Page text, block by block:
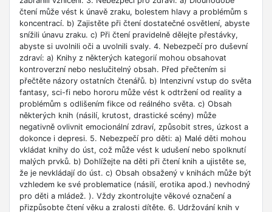
čtení může vést k únavě zraku, bolestem hlavy a problémům s
koncentrací. b) Zajistěte při čtení dostatečné osvětlení, abyste
snížili únavu zraku. c) Při čtení pravidelně dělejte přestávky,
abyste si uvolnili oči a uvolnili svaly. 4. Nebezpečí pro duševní
zdraví: a) Knihy z některých kategorií mohou obsahovat
kontroverzní nebo neslučitelný obsah. Před přečtením si
přečtěte názory ostatních čtenářů. b) Intenzivní vstup do světa
fantasy, sci-fi nebo hororu může vést k odtržení od reality a
problémům s odlišením fikce od reálného světa. c) Obsah
některých knih (násilí, krutost, drastické scény) může
negativně ovlivnit emocionální zdraví, způsobit stres, úzkost a
dokonce i depresi. 5. Nebezpečí pro děti: a) Malé děti mohou
vkládat knihy do úst, což může vést k udušení nebo spolknutí
malých prvků. b) Dohlížejte na děti při čtení knih a ujistěte se,
že je nevkládají do úst. c) Obsah obsažený v knihách může být
vzhledem ke své problematice (násilí, erotika apod.) nevhodný
pro děti a mládež. ). Vždy zkontrolujte věkové označení a
přizpůsobte čtení věku a zralosti dítěte. 6. Udržování knih v